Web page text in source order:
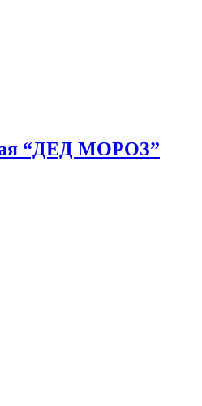
“ДЕД МОРОЗ”